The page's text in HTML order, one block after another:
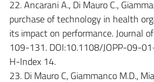
22. Ancarani A., Di Mauro C.,
purchase of technology in health
its impact on performance. Journal
109-131. DOI:10.1108/JOPP-09-
H-Index 14.
23. Di Mauro C, Giammanco M.D.,